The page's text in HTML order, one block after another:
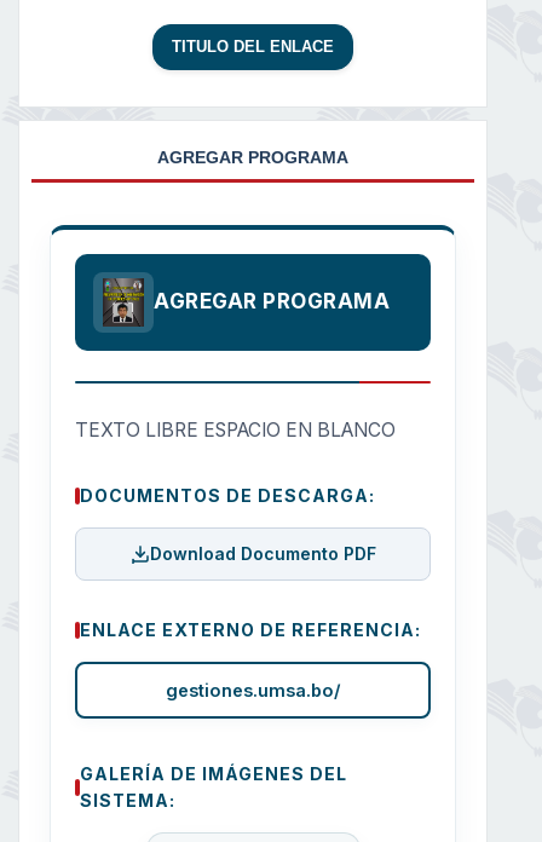
TITULO DEL ENLACE
AGREGAR PROGRAMA
AGREGAR PROGRAMA
TEXTO LIBRE ESPACIO EN BLANCO
DOCUMENTOS DE DESCARGA:
Download Documento PDF
ENLACE EXTERNO DE REFERENCIA:
gestiones.umsa.bo/
GALERÍA DE IMÁGENES DEL
SISTEMA: